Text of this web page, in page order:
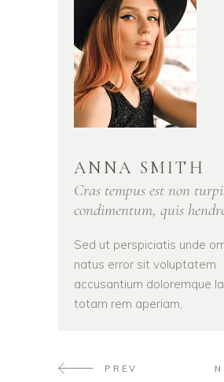
ANNA SMITH
Cras tempus est non
condimentum, quis
Sed ut perspiciatis unde
natus error sit voluptatem
accusantium doloremque
totam rem aperiam,
PREV